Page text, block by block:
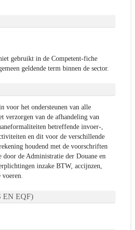
gebruikt in de Competent-fiche
geldende term binnen de sector.
voor het ondersteunen van alle
verzorgen van de afhandeling van
betreffende invoer-,
en dit voor de verschillende
houdend met de voorschriften
door de Administratie der Douane en
inzake BTW, accijnzen,
EQF)